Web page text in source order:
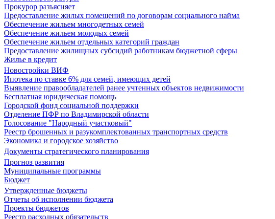
Прокурор разъясняет
Предоставление жилых помещений по договорам социального найма
Обеспечение жильем многодетных семей
Обеспечение жильем молодых семей
Обеспечение жильем отдельных категорий граждан
Предоставление жилищных субсидий работникам бюджетной сферы
Жилье в кредит
Новостройки ВИФ
Ипотека по ставке 6% для семей, имеющих детей
Выявление правообладателей ранее учтенных объектов недвижимости
Бесплатная юридическая помощь
Городской фонд социальной поддержки
Отделение ПФР по Владимирской области
Голосование "Народный участковый"
Реестр брошенных и разукомплектованных транспортных средств
Экономика и городское хозяйство
Документы стратегического планирования
Прогноз развития
Муниципальные программы
Бюджет
Утвержденные бюджеты
Отчеты об исполнении бюджета
Проекты бюджетов
Реестр расходных обязательств